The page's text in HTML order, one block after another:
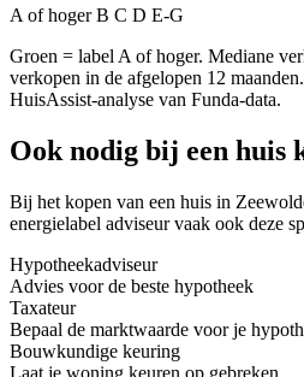
A of hogerB C D E-G
Groen = label A of hoger. Mediane
verkopen in de afgelopen 12
HuisAssist-analyse van Funda-data.
Ook nodig bij een huis
Bij het kopen van een huis in
energielabel adviseur vaak ook deze
Hypotheekadviseur
Advies voor de beste hypotheek
Taxateur
Bepaal de marktwaarde voor je
Bouwkundige keuring